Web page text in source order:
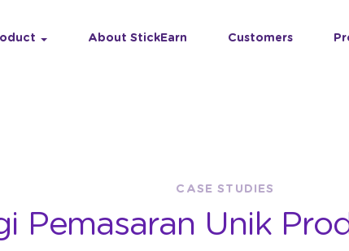
About StickEarn Customers
CASE STUDIES
Pemasaran Unik